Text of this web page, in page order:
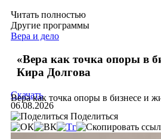
Читать полностью
Другие программы
Вера и дело
«Вера как точка опоры в
Кира Долгова
Вера как точка опоры в бизнесе и
Скачать
06.08.2026
Поделиться